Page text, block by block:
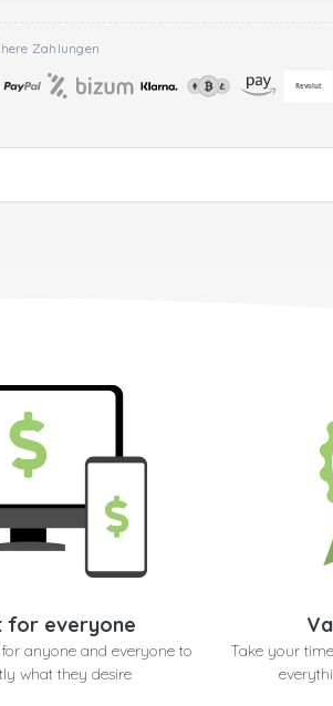
Zahlungen
for everyone
anyone and everyone to
what they desire
Take your